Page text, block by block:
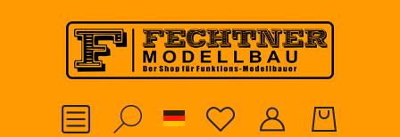
springen
German